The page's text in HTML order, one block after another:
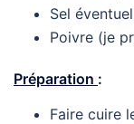
Sel
Poivre (je
Préparation :
Faire cuire